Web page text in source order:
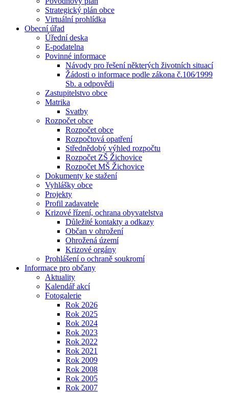
Strategický plán obce
Virtuální prohlídka
Obecní úřad
Úřední deska
E-podatelna
Povinné informace
Návody pro řešení některých životních situací
Žádosti o informace podle zákona č.106⁄1999
Sb. a odpovědi
Zastupitelstvo obce
Matrika
Svatby
Rozpočet obce
Rozpočet obce
Rozpočtová opatření
Střednědobý výhled rozpočtu
Rozpočet ZŠ Žichovice
Rozpočet MŠ Žichovice
Dokumenty ke stažení
Vyhlášky obce
Projekty
Profil zadavatele
Krizové řízení, ochrana obyvatelstva
Důležité kontakty a odkazy
Občan v ohrožení
Ohrožená území
Krizové orgány
Prohlášení o ochraně soukromí
Informace pro občany
Aktuality
Kalendář akcí
Fotogalerie
Rok 2026
Rok 2025
Rok 2024
Rok 2023
Rok 2022
Rok 2021
Rok 2009
Rok 2008
Rok 2005
Rok 2007